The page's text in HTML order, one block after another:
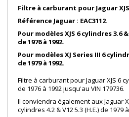
Filtre à carburant pour Jaguar XJS
Référence Jaguar : EAC3112.
Pour modèles XJS 6 cylindres 3.6 &
de 1976 à 1992.
Pour modèles XJ Series III 6
de 1979 à 1992.
Filtre à carburant pour Jaguar XJS 6
de 1976 à 1992 jusqu'au VIN 179736.
Il conviendra également aux Jaguar
cylindres 4.2 & V12 5.3 (H.E.) de 1979